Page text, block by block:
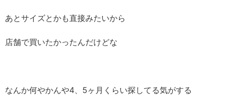
あとサイズとかも直接みたいから
店舗で買いたかったんだけどな
なんか何やかんや4、5ヶ月くらい探してる気がする